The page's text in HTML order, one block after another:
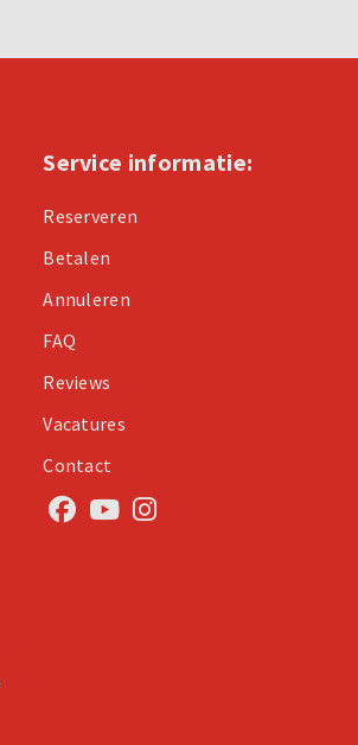
Service informatie:
Reserveren
Betalen
Annuleren
FAQ
Reviews
Vacatures
Contact